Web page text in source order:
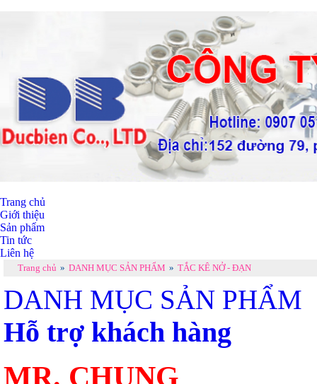
Trang chủ
Giới thiệu
Sản phẩm
Tin tức
Liên hệ
Trang chủ » DANH MỤC SẢN PHẨM » TẮC KÊ NỞ - ĐẠN
DANH MỤC SẢN PHẨM
Hỗ trợ khách hàng
MR. CHUNG